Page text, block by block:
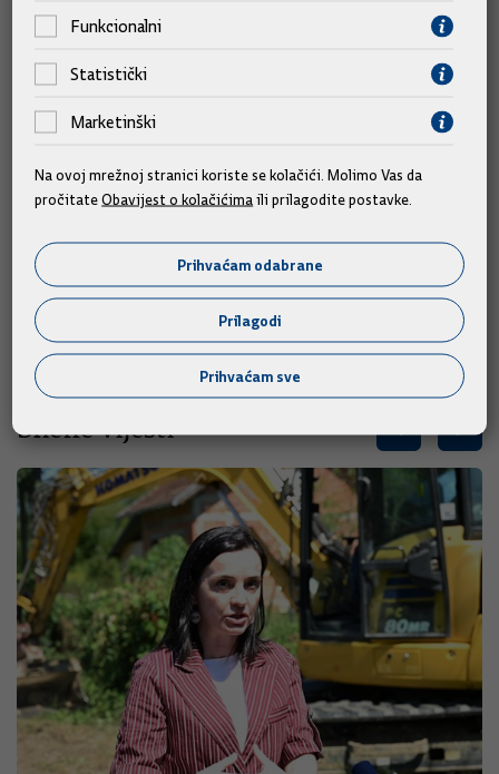
tako biti i ovaj put i da nema mjesta panici.
Ravnatelj policije Ivica Franić u izjavi novinarima u Valbandonu
pokraj Pule ocijenio je da je "indikativno da pismo dolazi pred
turističku sezonu, pa se može pretpostaviti da mu je cilj
širenje određene panike".
podatkom koji bi potkrijepio navode iz pisma i da ni od
sigurnosnih službi nije dobila niti jedno upozorenje o bilo
kakvoj prijetnji Hrvatskoj.
Slične vijesti
Funkcionalni
Statistički
Marketinški
Na ovoj mrežnoj stranici koriste se kolačići. Molimo Vas da
pročitateObavijest o kolačićima ili prilagodite postavke.
Prihvaćam odabrane
Prilagodi
Prihvaćam sve